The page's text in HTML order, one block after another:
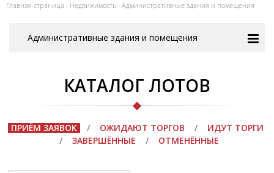
Главная страница › Недвижимость › Административные здания и помещения
Административные здания и помещения
КАТАЛОГ ЛОТОВ
ПРИЁМ ЗАЯВОК / ОЖИДАЮТ ТОРГОВ /
ИДУТ ТОРГИ
/
ЗАВЕРШЁННЫЕ / ОТМЕНЁННЫЕ